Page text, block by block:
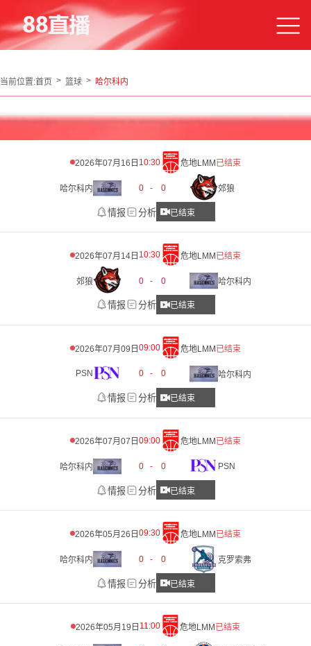
当前位置:首页 篮球 哈尔科内
2026年07月16日 10:30 危地LMM 已结束
哈尔科内 0 - 0 郊狼
情报 分析 已结束
2026年07月14日 10:30 危地LMM已结束
郊狼 0 - 0 哈尔科内
情报 分析 已结束
2026年07月09日09:00 危地LMM已结束
PSN 0 - 0 哈尔科内
情报 分析 已结束
2026年07月07日09:00 危地LMM 已结束
哈尔科内 0 - 0 PSN
情报 分析 已结束
2026年05月26日09:30 危地LMM已结束
哈尔科内 0 - 0 克罗索弗
情报 分析 已结束
2026年05月19日 11:00 危地LMM已结束